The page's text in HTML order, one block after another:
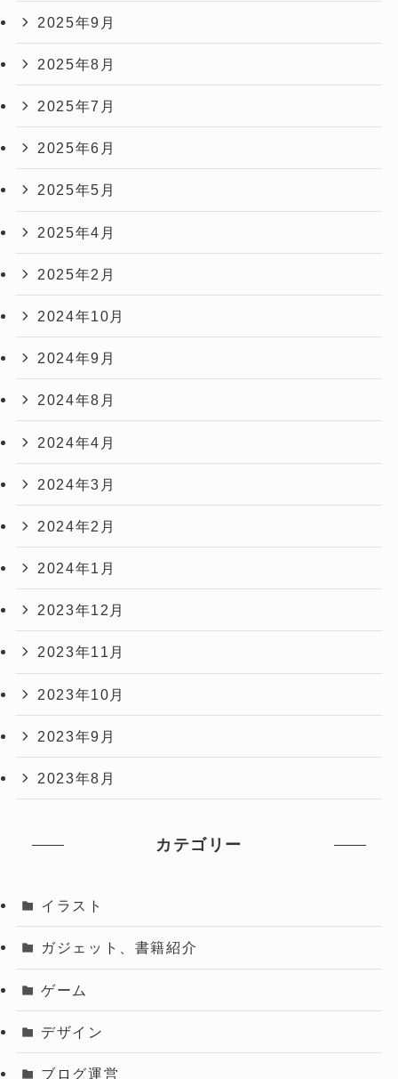
2025年9月
2025年8月
2025年7月
2025年6月
2025年5月
2025年4月
2025年2月
2024年10月
2024年9月
2024年8月
2024年4月
2024年3月
2024年2月
2024年1月
2023年12月
2023年11月
2023年10月
2023年9月
2023年8月
カテゴリー
イラスト
ガジェット、書籍紹介
ゲーム
デザイン
ブログ運営